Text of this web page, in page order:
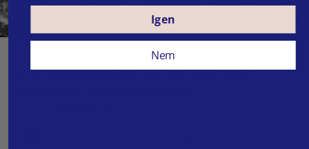
A Természetes jód 200 µg - BIO kelp
Igen
Nem